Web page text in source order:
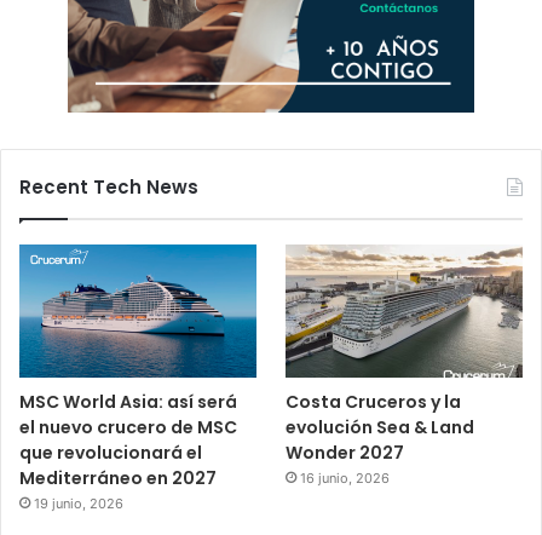
Recent Tech News
MSC World Asia: así será
el nuevo crucero de MSC
que revolucionará el
Mediterráneo en 2027
19 junio, 2026
Costa Cruceros y la
evolución Sea & Land
Wonder 2027
16 junio, 2026